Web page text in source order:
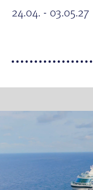
24.04. - 03.05.27